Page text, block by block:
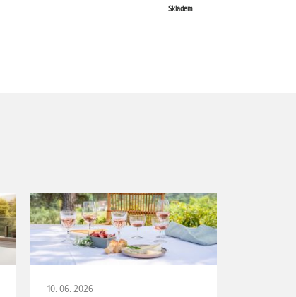
Skladem
10. 06. 2026